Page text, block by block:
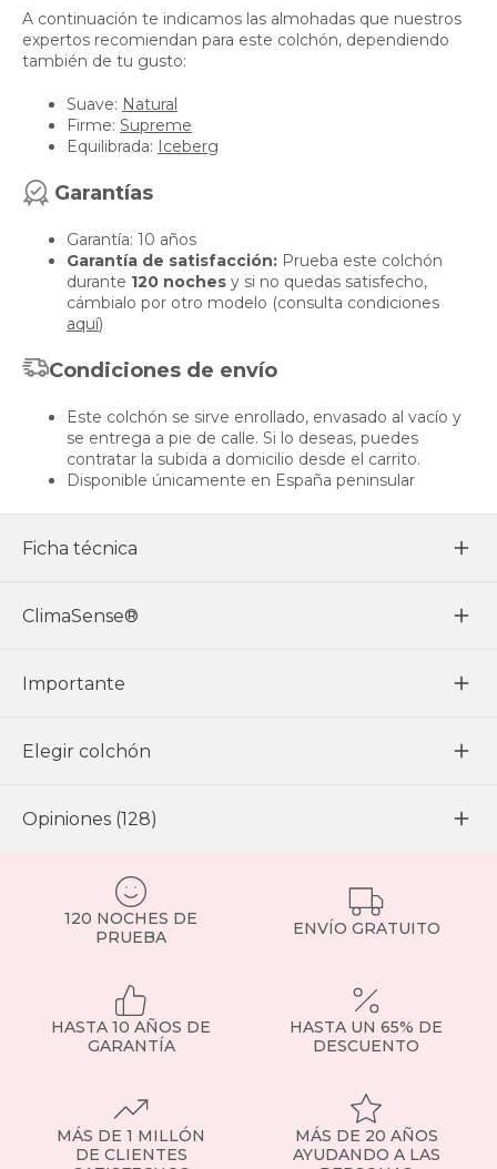
A continuación te indicamos las almohadas que nuestros
expertos recomiendan para este colchón, dependiendo
también de tu gusto:
Suave: Natural
Firme: Supreme
Equilibrada:
Iceberg
Garantías
Garantía: 10 años
Garantía de satisfacción: Prueba este colchón
durante 120 noches y si no quedas satisfecho,
cámbialo por otro modelo (consulta condiciones
aquí)
Condiciones de envío
Este colchón se sirve enrollado, envasado al vacío y
se entrega a pie de calle. Si lo deseas, puedes
contratar la subida a domicilio desde el carrito.
Disponible únicamente en España peninsular
Ficha técnica
ClimaSense®
Importante
Elegir colchón
Opiniones (128)
120 NOCHES DE
PRUEBA
ENVÍO GRATUITO
HASTA 10 AÑOS DE
GARANTÍA
HASTA UN 65% DE
DESCUENTO
MÁS DE 1 MILLÓN
DE CLIENTES
MÁS DE 20 AÑOS
AYUDANDO A LAS